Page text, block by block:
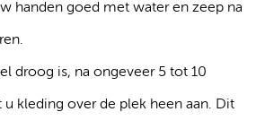
handen goed met water en zeep na
droog is, na ongeveer 5 tot 10
kleding over de plek heen aan. Dit